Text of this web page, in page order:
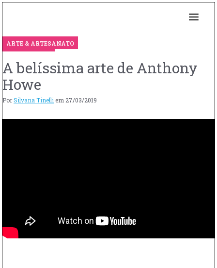
ARTE & ARTESANATO
A belíssima arte de Anthony
Howe
PorSilvana Tinelli em 27/03/2019